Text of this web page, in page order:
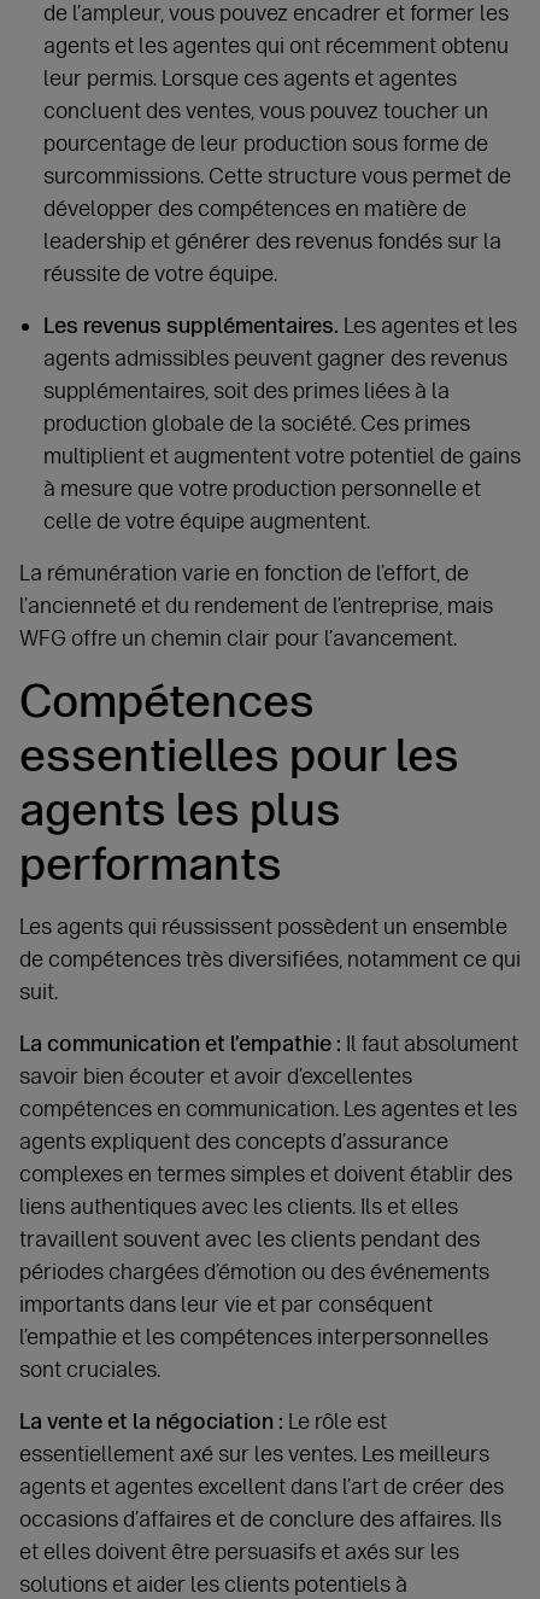
de l’ampleur, vous pouvez encadrer et former les
agents et les agentes qui ont récemment obtenu
leur permis. Lorsque ces agents et agentes
concluent des ventes, vous pouvez toucher un
pourcentage de leur production sous forme de
surcommissions. Cette structure vous permet de
développer des compétences en matière de
leadership et générer des revenus fondés sur la
réussite de votre équipe.
Les revenus supplémentaires. Les agentes et les
agents admissibles peuvent gagner des revenus
supplémentaires, soit des primes liées à la
production globale de la société. Ces primes
multiplient et augmentent votre potentiel de gains
à mesure que votre production personnelle et
celle de votre équipe augmentent.
La rémunération varie en fonction de l’effort, de
l’ancienneté et du rendement de l’entreprise, mais
WFG offre un chemin clair pour l’avancement.
Compétences
essentielles pour les
agents les plus
performants
Les agents qui réussissent possèdent un ensemble
de compétences très diversifiées, notamment ce qui
suit.
La communication et l’empathie : Il faut absolument
savoir bien écouter et avoir d’excellentes
compétences en communication. Les agentes et les
agents expliquent des concepts d’assurance
complexes en termes simples et doivent établir des
liens authentiques avec les clients. Ils et elles
travaillent souvent avec les clients pendant des
périodes chargées d’émotion ou des événements
importants dans leur vie et par conséquent
l’empathie et les compétences interpersonnelles
sont cruciales.
La vente et la négociation : Le rôle est
essentiellement axé sur les ventes. Les meilleurs
agents et agentes excellent dans l’art de créer des
occasions d’affaires et de conclure des affaires. Ils
et elles doivent être persuasifs et axés sur les
solutions et aider les clients potentiels à